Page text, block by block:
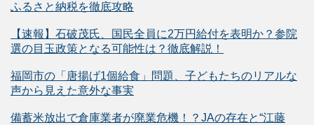
ふるさと納税を徹底攻略
【速報】石破茂氏、国民全員に2万円給付を表明か？参院
選の目玉政策となる可能性は？徹底解説！
福岡市の「唐揚げ1個給食」問題、子どもたちのリアルな
声から見えた意外な事実
備蓄米放出で倉庫業者が廃業危機！？JAの存在と“江藤